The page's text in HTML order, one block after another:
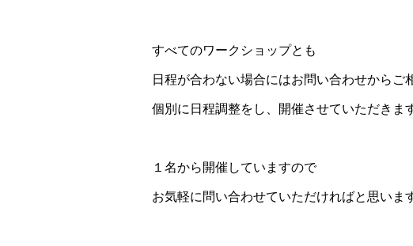
すべてのワークショップとも
日程が合わない場合にはお問い合わせからご
個別に日程調整をし、開催させていただきま
１名から開催していますので
お気軽に問い合わせていただければと思いま